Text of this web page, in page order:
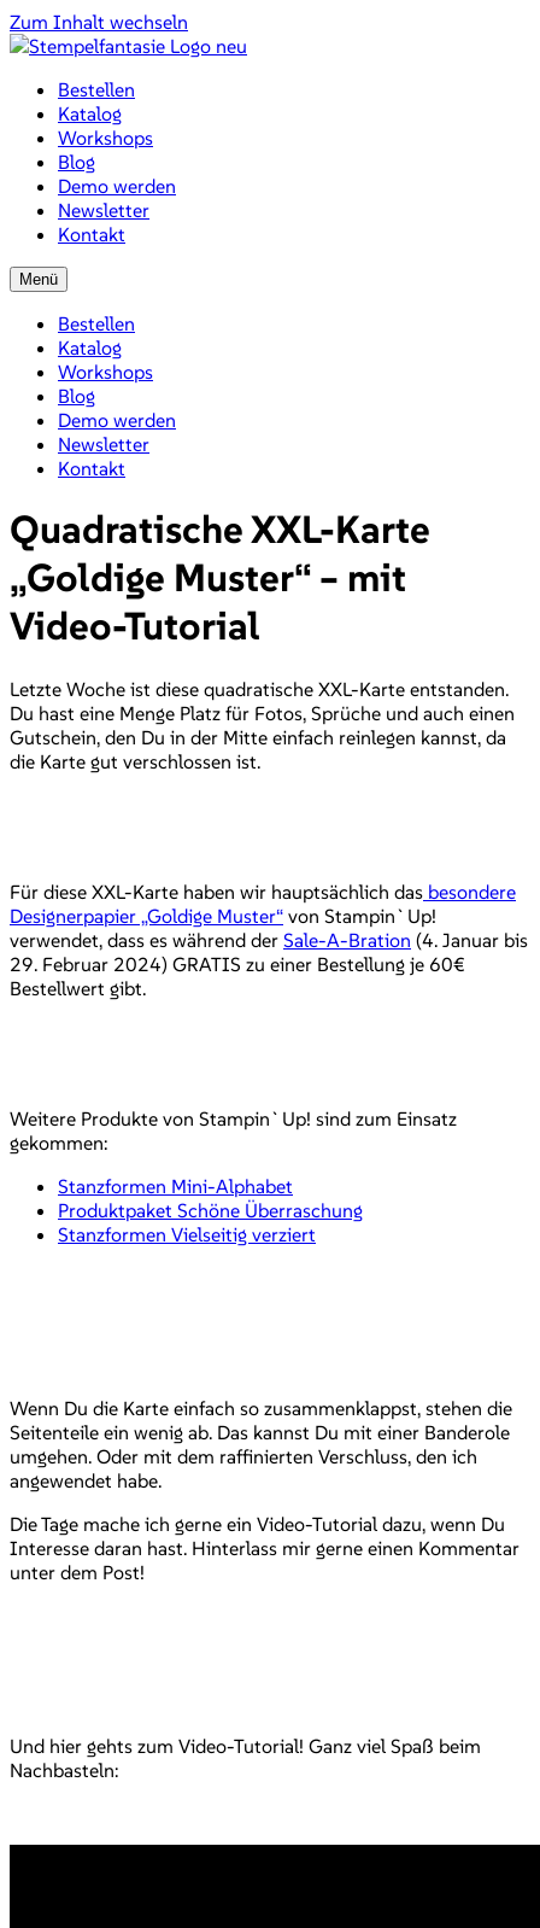
Zum Inhalt wechseln
Bestellen
Katalog
Workshops
Blog
Demo werden
Newsletter
Kontakt
Menü
Bestellen
Katalog
Workshops
Blog
Demo werden
Newsletter
Kontakt
Quadratische XXL-Karte
„Goldige Muster“ – mit
Video-Tutorial
Letzte Woche ist diese quadratische XXL-Karte entstanden.
Du hast eine Menge Platz für Fotos, Sprüche und auch einen
Gutschein, den Du in der Mitte einfach reinlegen kannst, da
die Karte gut verschlossen ist.
Für diese XXL-Karte haben wir hauptsächlich das besondere
Designerpapier „Goldige Muster“ von Stampin`Up!
verwendet, dass es während der Sale-A-Bration (4. Januar bis
29. Februar 2024) GRATIS zu einer Bestellung je 60€
Bestellwert gibt.
Weitere Produkte von Stampin`Up! sind zum Einsatz
gekommen:
Stanzformen Mini-Alphabet
Produktpaket Schöne Überraschung
Stanzformen Vielseitig verziert
Wenn Du die Karte einfach so zusammenklappst, stehen die
Seitenteile ein wenig ab. Das kannst Du mit einer Banderole
umgehen. Oder mit dem raffinierten Verschluss, den ich
angewendet habe.
Die Tage mache ich gerne ein Video-Tutorial dazu, wenn Du
Interesse daran hast. Hinterlass mir gerne einen Kommentar
unter dem Post!
Und hier gehts zum Video-Tutorial! Ganz viel Spaß beim
Nachbasteln: